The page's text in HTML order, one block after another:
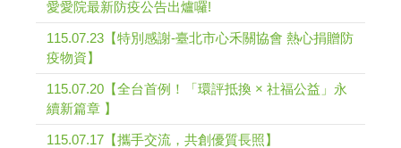
愛愛院最新防疫公告出爐囉!
115.07.23【特別感謝-臺北市心禾關協會 熱心捐贈防
疫物資】
115.07.20【全台首例！「環評抵換 × 社福公益」永
續新篇章 】
115.07.17【攜手交流，共創優質長照】